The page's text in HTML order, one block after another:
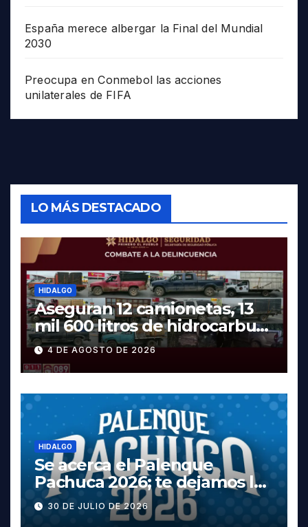
España merece albergar la Final del Mundial
2030
Preocupa en Conmebol las acciones
unilaterales de FIFA
LO MÁS DESTACADO
HIDALGO
Aseguran 12 camionetas, 13
mil 600 litros de hidrocarburo
y dos vehículos robados en
Tula
4 DE AGOSTO DE 2026
HIDALGO
Se acerca el Palenque
Pachuca 2026; te dejamos la
cartelera completa, las
fechas y los precios
30 DE JULIO DE 2026